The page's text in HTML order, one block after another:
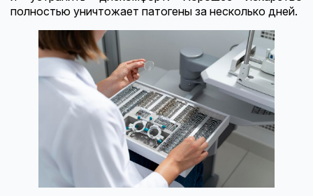
полностью уничтожает патогены за несколько дней.